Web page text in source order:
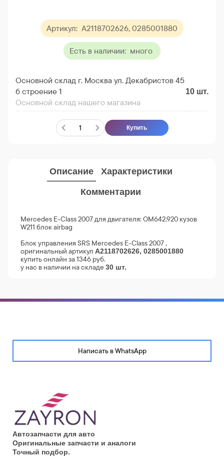
Артикул: A2118702626, 0285001880
Есть в наличии: много
Основной склад г. Москва ул. Декабристов 45
б строение 1
Основной склад нашего магазина
10 шт.
Купить
Описание Характеристики
Комментарии
Mercedes E-Class 2007 для двигателя: OM642.920 кузов
W211 блок airbag
Блок управления SRS Mercedes E-Class 2007 ,
оригинальный артикул A2118702626, 0285001880
купить онлайн за 1346 руб.
у нас в наличии на складе 30 шт.
Автозапчасти для авто
Оригинальные запчасти и аналоги
Точный подбор.
Написать в WhatsApp